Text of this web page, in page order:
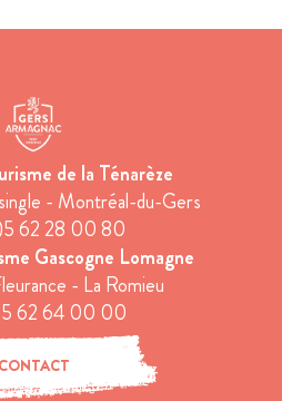
de la Ténarèze
- Montréal-du-Gers
62 28 00 80
Gascogne Lomagne
- La Romieu
62 64 00 00
CONTACT